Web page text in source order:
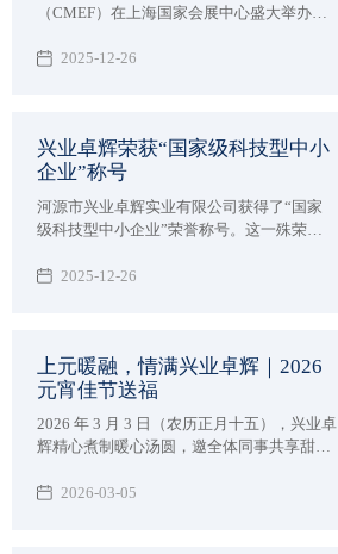
（CMEF）在上海国家会展中心盛大举办。
展出多款医用擦拭系列、手术耗材系列、医
2025-12-26
兴业卓辉荣获“国家级科技型中小
企业”称号
河源市兴业卓辉实业有限公司获得了“国家
级科技型中小企业”荣誉称号。这一殊荣不
力，更为企业在政策扶持、资金支持、技术
2025-12-26
上元暖融，情满兴业卓辉｜2026
元宵佳节送福
2026 年 3 月 3 日（农历正月十五），兴业卓
辉精心煮制暖心汤圆，邀全体同事共享甜
2026-03-05